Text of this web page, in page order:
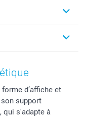
d’affiche et
support
qui s'adapte à